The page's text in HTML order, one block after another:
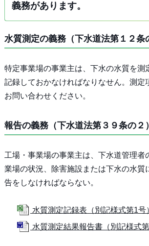
義務があります。
水質測定の義務（下水道法第１２条
特定事業場の事業主は、下水の水質を測
記録しておかなければなりなせん。測定
お問い合わせください。
報告の義務（下水道法第３９条の２）
工場・事業場の事業主は、下水道管理者
業場の状況、除害施設または下水の水質
告をしなければならない。
水質測定記録表（別記様式第1
水質測定結果報告書（別記様式